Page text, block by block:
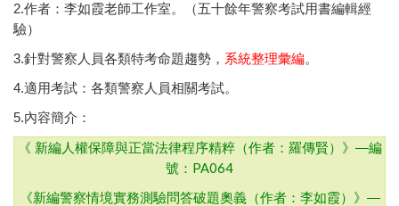
2.作者：李如霞老師工作室。（五十餘年警察考試用書編輯經
驗）
3.針對警察人員各類特考命題趨勢， 系統整理彙編。
4.適用考試：各類警察人員相關考試。
5.內容簡介：
《 新編人權保障與正當法律程序精粹（作者：羅傳賢）》—編
號：PA064
《新編警察情境實務測驗問答破題奧義（作者：李如霞）》—